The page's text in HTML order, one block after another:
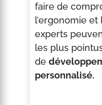
faire de
l’ergonomie
experts
les plus
de
personnalisé.